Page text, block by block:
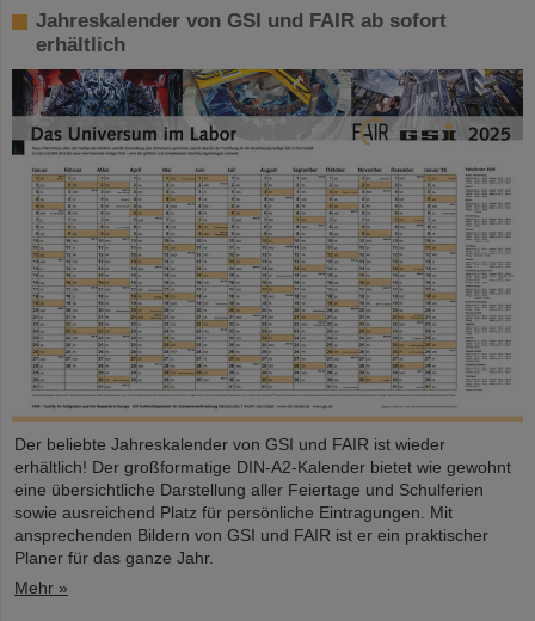
Jahreskalender von GSI und FAIR ab sofort
erhältlich
Der beliebte Jahreskalender von GSI und FAIR ist wieder
erhältlich! Der großformatige DIN-A2-Kalender bietet wie gewohnt
eine übersichtliche Darstellung aller Feiertage und Schulferien
sowie ausreichend Platz für persönliche Eintragungen. Mit
ansprechenden Bildern von GSI und FAIR ist er ein praktischer
Planer für das ganze Jahr.
Mehr »